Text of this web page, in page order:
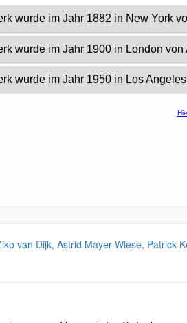
van Dijk, Astrid Mayer-Wiese, Patrick